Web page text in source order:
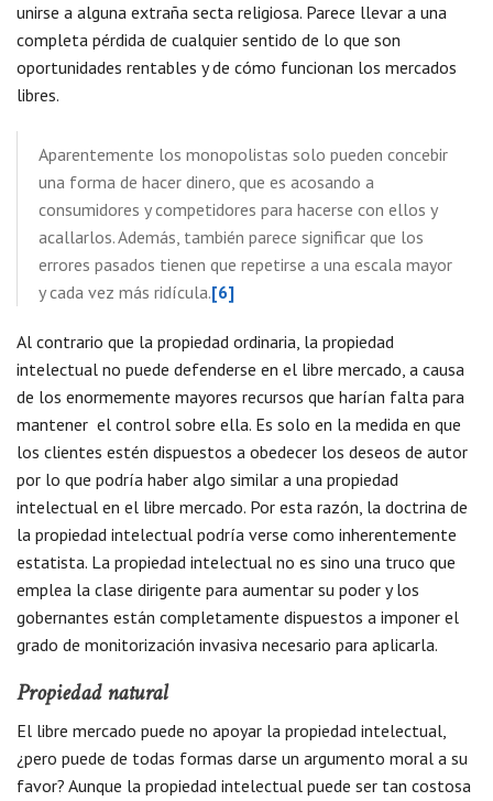
unirse a alguna extraña secta religiosa. Parece llevar a una
completa pérdida de cualquier sentido de lo que son
oportunidades rentables y de cómo funcionan los mercados
libres.
Aparentemente los monopolistas solo pueden concebir
una forma de hacer dinero, que es acosando a
consumidores y competidores para hacerse con ellos y
acallarlos. Además, también parece significar que los
errores pasados tienen que repetirse a una escala mayor
y cada vez más ridícula.[6]
Al contrario que la propiedad ordinaria, la propiedad
intelectual no puede defenderse en el libre mercado, a causa
de los enormemente mayores recursos que harían falta para
mantener el control sobre ella. Es solo en la medida en que
los clientes estén dispuestos a obedecer los deseos de autor
por lo que podría haber algo similar a una propiedad
intelectual en el libre mercado. Por esta razón, la doctrina de
la propiedad intelectual podría verse como inherentemente
estatista. La propiedad intelectual no es sino una truco que
emplea la clase dirigente para aumentar su poder y los
gobernantes están completamente dispuestos a imponer el
grado de monitorización invasiva necesario para aplicarla.
Propiedad natural
El libre mercado puede no apoyar la propiedad intelectual,
¿pero puede de todas formas darse un argumento moral a su
favor? Aunque la propiedad intelectual puede ser tan costosa